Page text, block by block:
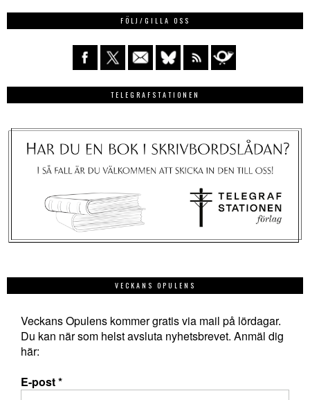
FÖLJ/GILLA OSS
TELEGRAFSTATIONEN
VECKANS OPULENS
Veckans Opulens kommer gratis via mail på lördagar.
Du kan när som helst avsluta nyhetsbrevet. Anmäl dig
här:
E-post*